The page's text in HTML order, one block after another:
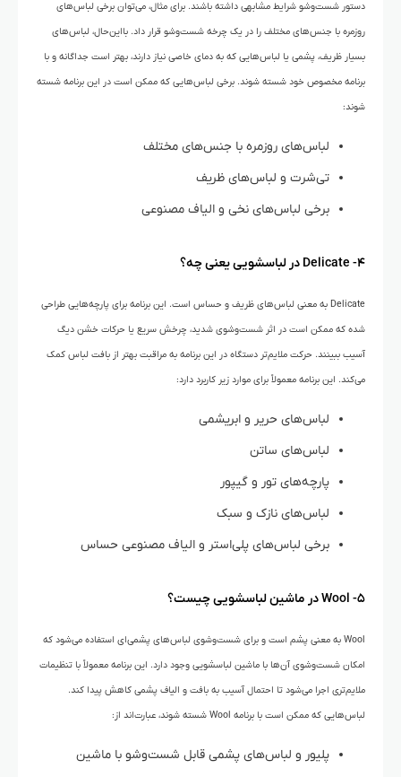
دستور شست‌وشو شرایط مشابهی داشته باشند. برای مثال، می‌توان برخی لباس‌های
روزمره با جنس‌های مختلف را در یک چرخه شست‌وشو قرار داد. بااین‌حال، لباس‌های
بسیار ظریف، پشمی یا لباس‌هایی که به دمای خاصی نیاز دارند، بهتر است جداگانه و با
برنامه مخصوص خود شسته شوند. برخی لباس‌هایی که ممکن است در این برنامه شسته
شوند:
لباس‌های روزمره با جنس‌های مختلف
تی‌شرت و لباس‌های ظریف
برخی لباس‌های نخی و الیاف مصنوعی
۴- Delicate در لباسشویی یعنی چه؟
Delicate به معنی لباس‌های ظریف و حساس است. این برنامه برای پارچه‌هایی طراحی
شده که ممکن است در اثر شست‌وشوی شدید، چرخش سریع یا حرکات خشن دیگ
آسیب ببینند. حرکت ملایم‌تر دستگاه در این برنامه به مراقبت بهتر از بافت لباس کمک
می‌کند. این برنامه معمولاً برای موارد زیر کاربرد دارد:
لباس‌های حریر و ابریشمی
لباس‌های ساتن
پارچه‌های تور و گیپور
لباس‌های نازک و سبک
برخی لباس‌های پلی‌استر و الیاف مصنوعی حساس
۵- Wool در ماشین لباسشویی چیست؟
Wool به معنی پشم است و برای شست‌وشوی لباس‌های پشمی‌ای استفاده می‌شود که
امکان شست‌وشوی آن‌ها با ماشین لباسشویی وجود دارد. این برنامه معمولاً با تنظیمات
ملایم‌تری اجرا می‌شود تا احتمال آسیب به بافت و الیاف پشمی کاهش پیدا کند.
لباس‌هایی که ممکن است با برنامه Wool شسته شوند، عبارت‌اند از:
پلیور و لباس‌های پشمی قابل شست‌وشو با ماشین